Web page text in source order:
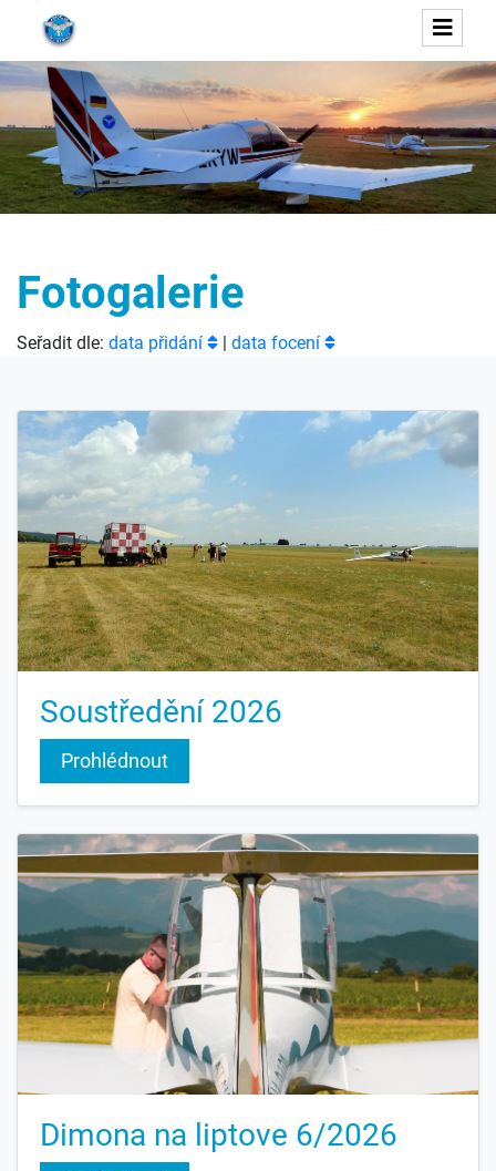
Fotogalerie
Seřadit dle: data přidání data focení
Soustředění 2026
Prohlédnout
Dimona na liptove 6/2026